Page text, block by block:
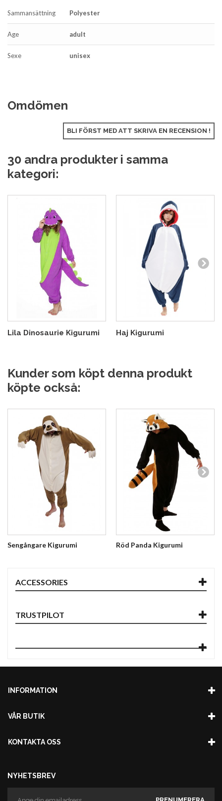
Sammansättning Polyester
Age adult
Sexe unisex
Omdömen
BLI FÖRST MED ATT SKRIVA EN RECENSION !
30 andra produkter i samma
kategori:
Lila Dinosaurie Kigurumi Haj Kigurumi
Kunder som köpt denna produkt
köpte också:
Sengångare Kigurumi Röd Panda Kigurumi
ACCESSORIES
TRUSTPILOT
INFORMATION
VÅR BUTIK
KONTAKTA OSS
NYHETSBREV